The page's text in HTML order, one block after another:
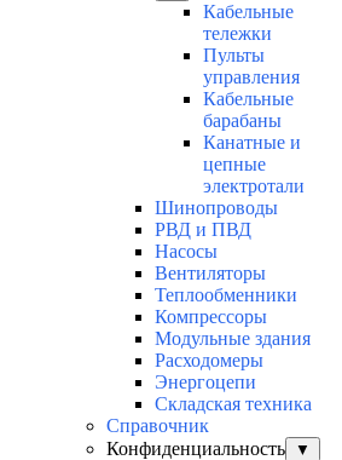
Кабельные
тележки
Пульты
управления
Кабельные
барабаны
Канатные и
цепные
электротали
Шинопроводы
РВД и ПВД
Насосы
Вентиляторы
Теплообменники
Компрессоры
Модульные здания
Расходомеры
Энергоцепи
Складская техника
Справочник
Конфиденциальность
▼